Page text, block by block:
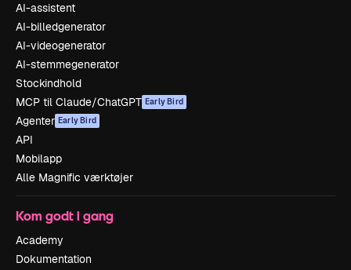
AI-assistent
AI-billedgenerator
AI-videogenerator
AI-stemmegenerator
Stockindhold
MCP til Claude/ChatGPT Early Bird
Agenter Early Bird
API
Mobilapp
Alle Magnific værktøjer
Kom godt i gang
Academy
Dokumentation